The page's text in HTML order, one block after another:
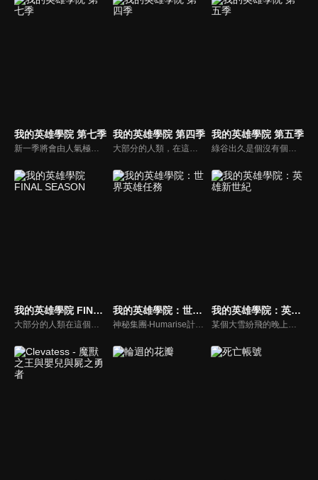
我的英雄學院 第七季
新一季將會由人氣極高的美國No.1英雄「星條旗Star and Stripe」揭開序章，其超強個性「新秩序」和死柄木弔之間的決鬥。
我的英雄學院 第四季
大部分的人類，在這個時代裡都擁有名為「個性」的力量，但有力量之人卻不一定都屬於正義的一方。只要邪惡出現的地方，必定會有英雄挺身而出拯救眾人。一名天生沒有力量的少年——綠谷出久從小就憧憬一位頂尖英雄，而他的夢想就是成為偉大的英雄，可是，沒有力量的他能實現自己的夢想嗎？
我的英雄學院 第五季
綠谷出久是個沒有個性的少年，但他仍憧憬並渴望成為英雄，也期望自己能進入培育英雄的菁英學校雄英高校就讀。但周圍的人都不看好沒有個性的他能成為英雄，讓他總是在他人的嘲笑與輕視中度過。直到他遇上了自己最仰慕的英雄，被人稱為「和平的象徵」的歐爾麥特，他的夢想將因此獲得會化為現實的可能性。
我的英雄學院 FINAL SEASON
大部分的人類在這個時代裡都擁有名為「個性」的力量，但有力量之人卻不一定都屬於正義的一方。只要邪惡出現的地方，必定會有英雄挺身而出拯救眾人。一名天生沒有力量的少年——綠谷出久從小夢想成為英雄，沒有力量的他能實現自己的夢想嗎？雖然困難重重，少年卻依舊不放棄，朝著自己的目標勇往前進。
我的英雄學院：世界英雄任務
神秘集團‧Humarise計畫著殲滅世界上擁有「個性」的人類，為了拯救人們，世界各地的英雄便集結起來、組成了〈世界英雄選拔隊〉。以在進行實習的出久、爆豪跟轟為首，雄英高中英雄科的學生們也加入成為隊員，跟職業英雄們一起面對這場世界性的危機。
我的英雄學院：英雄新世紀
某個大雪紛飛的晚上，企圖破壞英雄社會的死柄木弔等人正打算秘密運送某樣「神秘物件」。事前已掌握他們動向的英雄們趕到現場、跟他們展開了一場激戰。混亂之中，死柄木弔等人帶著神秘物件逃走，並留下一句「實驗已經成功了」。